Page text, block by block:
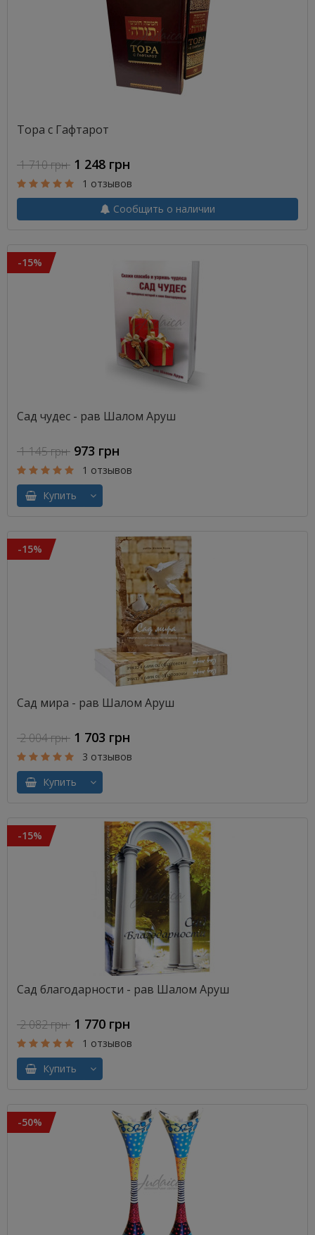
Тора с Гафтарот
1 710 грн 1 248 грн
1 отзывов
Сообщить о наличии
-15%
Сад чудес - рав Шалом Аруш
1 145 грн 973 грн
1 отзывов
Купить
-15%
Сад мира - рав Шалом Аруш
2 004 грн 1 703 грн
3 отзывов
Купить
-15%
Сад благодарности - рав Шалом Аруш
2 082 грн 1 770 грн
1 отзывов
Купить
-50%